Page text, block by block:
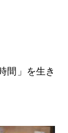
間」を生き